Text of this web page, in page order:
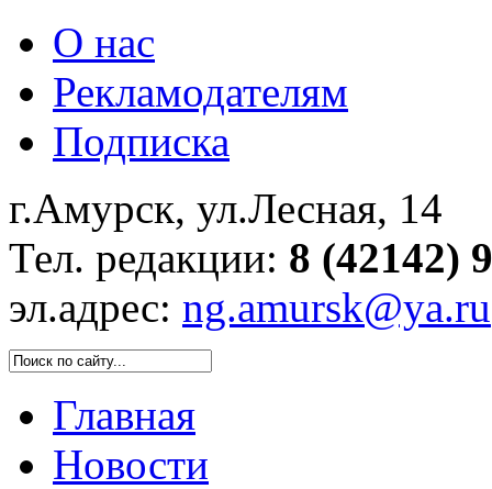
О нас
Рекламодателям
Подписка
г.Амурск, ул.Лесная, 14
Тел. редакции: 8 (42142)
эл.адрес: ng.amursk@ya.ru
Главная
Новости